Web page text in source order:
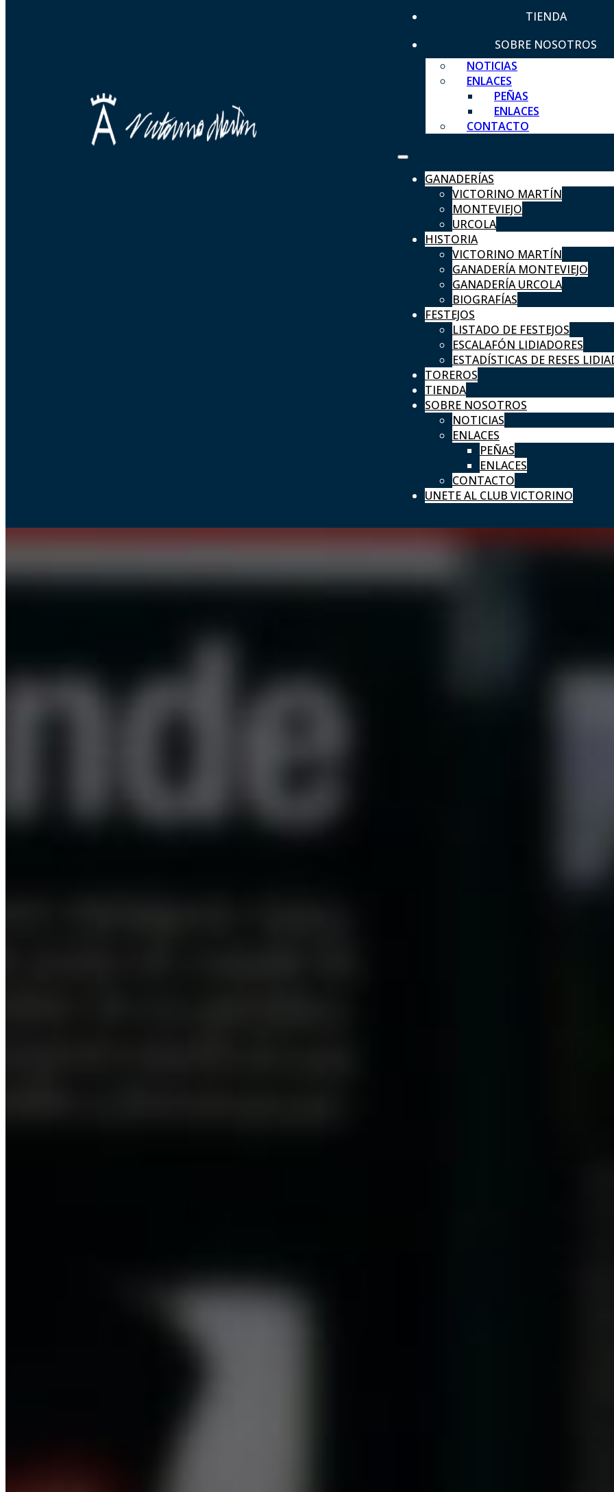
TIENDA
SOBRE NOSOTROS
NOTICIAS
ENLACES
PEÑAS
ENLACES
CONTACTO
GANADERÍAS
VICTORINO MARTÍN
MONTEVIEJO
URCOLA
HISTORIA
VICTORINO MARTÍN
GANADERÍA MONTEVIEJO
GANADERÍA URCOLA
BIOGRAFÍAS
FESTEJOS
LISTADO DE FESTEJOS
ESCALAFÓN LIDIADORES
ESTADÍSTICAS DE RESES
TOREROS
TIENDA
SOBRE NOSOTROS
NOTICIAS
ENLACES
PEÑAS
ENLACES
CONTACTO
UNETE AL CLUB VICTORINO